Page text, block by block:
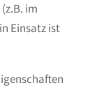
im
Einsatz ist